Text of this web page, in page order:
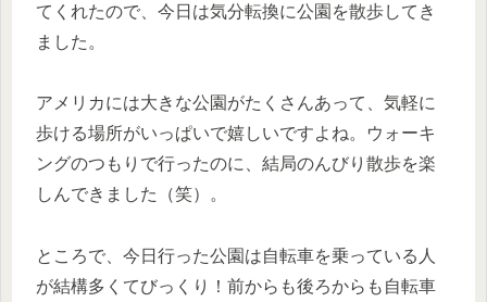
てくれたので、今日は気分転換に公園を散歩してき
ました。
アメリカには大きな公園がたくさんあって、気軽に
歩ける場所がいっぱいで嬉しいですよね。ウォーキ
ングのつもりで行ったのに、結局のんびり散歩を楽
しんできました（笑）。
ところで、今日行った公園は自転車を乗っている人
が結構多くてびっくり！前からも後ろからも自転車